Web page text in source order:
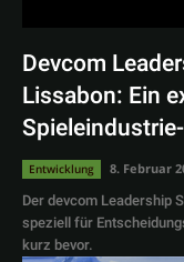
Devcom
Lissabon: Ein
Entwicklung 8. Februar
Der devcom Leadership
speziell für
kurz bevor.